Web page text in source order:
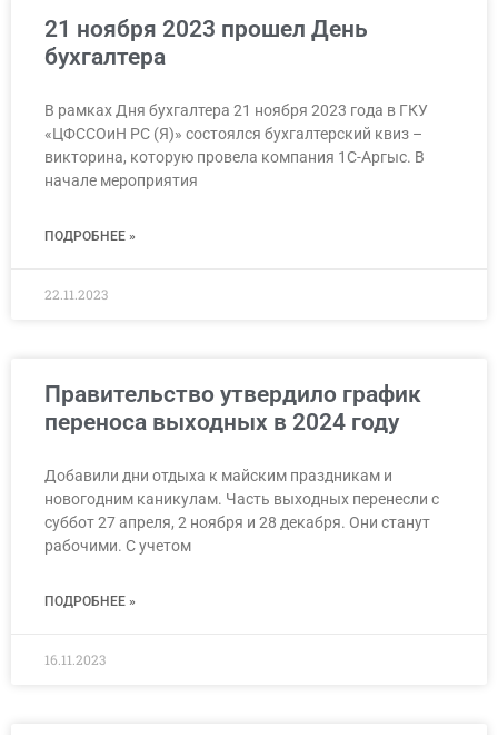
21 ноября 2023 прошел День
бухгалтера
В рамках Дня бухгалтера 21 ноября 2023 года в ГКУ
«ЦФССОиН РС (Я)» состоялся бухгалтерский квиз –
викторина, которую провела компания 1С-Аргыс. В
начале мероприятия
ПОДРОБНЕЕ »
22.11.2023
Правительство утвердило график
переноса выходных в 2024 году
Добавили дни отдыха к майским праздникам и
новогодним каникулам. Часть выходных перенесли с
суббот 27 апреля, 2 ноября и 28 декабря. Они станут
рабочими. С учетом
ПОДРОБНЕЕ »
16.11.2023